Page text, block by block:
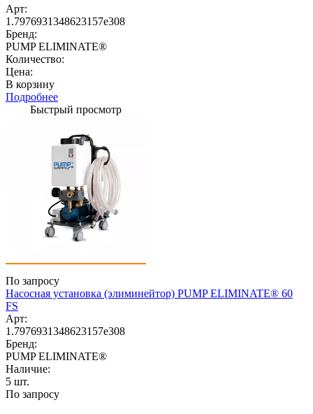
Арт:
1.7976931348623157e308
Бренд:
PUMP ELIMINATE®
Количество:
Цена:
В корзину
Подробнее
Быстрый просмотр
По запросу
Насосная установка (элиминейтор) PUMP ELIMINATE® 60
FS
Арт:
1.7976931348623157e308
Бренд:
PUMP ELIMINATE®
Наличие:
5 шт.
По запросу